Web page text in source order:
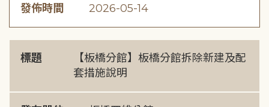
發佈時間 2026-05-14
標題
【板橋分館】板橋分館拆除新建及配
套措施說明